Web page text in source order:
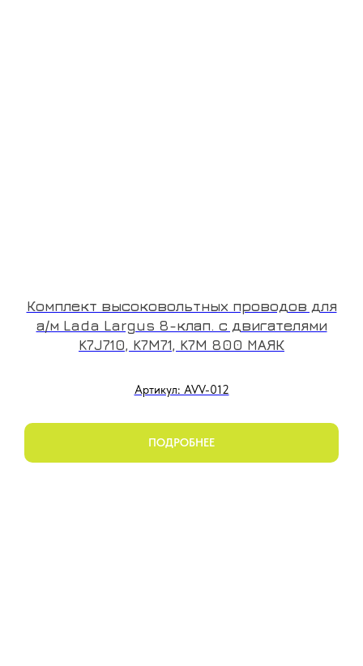
Комплект высоковольтных проводов для
а/м Lada Largus 8-клап. с двигателями
K7J710, K7M71, K7M 800 МАЯК
Артикул: AVV-012
ПОДРОБНЕЕ